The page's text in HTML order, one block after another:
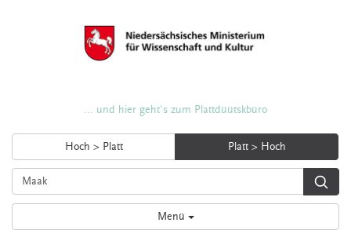
... und hier geht's zum Plattdüütskbüro
Hoch > Platt Platt > Hoch
Menü